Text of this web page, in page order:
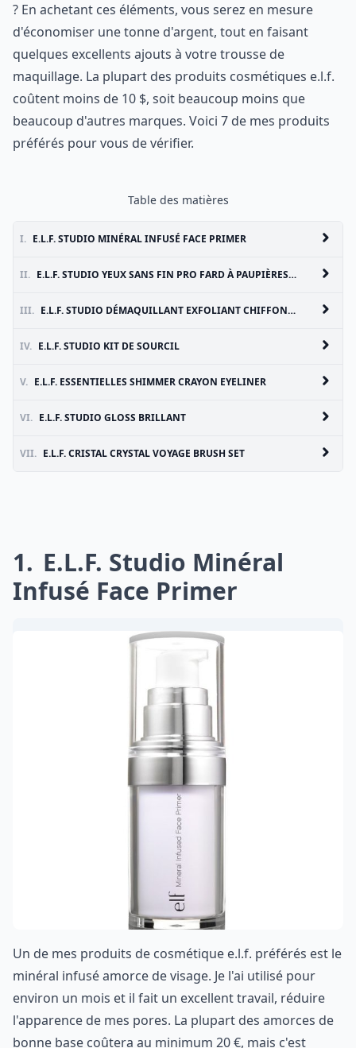
? En achetant ces éléments, vous serez en mesure
d'économiser une tonne d'argent, tout en faisant
quelques excellents ajouts à votre trousse de
maquillage. La plupart des produits cosmétiques e.l.f.
coûtent moins de 10 $, soit beaucoup moins que
beaucoup d'autres marques. Voici 7 de mes produits
préférés pour vous de vérifier.
Table des matières
I. E.L.F. STUDIO MINÉRAL INFUSÉ FACE PRIMER
II. E.L.F. STUDIO YEUX SANS FIN PRO FARD À PAUPIÈRES PALETTE
III. E.L.F. STUDIO DÉMAQUILLANT EXFOLIANT CHIFFONS DE NETTOYAGE
IV. E.L.F. STUDIO KIT DE SOURCIL
V. E.L.F. ESSENTIELLES SHIMMER CRAYON EYELINER
VI. E.L.F. STUDIO GLOSS BRILLANT
VII. E.L.F. CRISTAL CRYSTAL VOYAGE BRUSH SET
1
E.l.f. Studio Minéral
Infusé Face Primer
Un de mes produits de cosmétique e.l.f. préférés est le
minéral infusé amorce de visage. Je l'ai utilisé pour
environ un mois et il fait un excellent travail, réduire
l'apparence de mes pores. La plupart des amorces de
bonne base coûtera au minimum 20 €, mais c'est